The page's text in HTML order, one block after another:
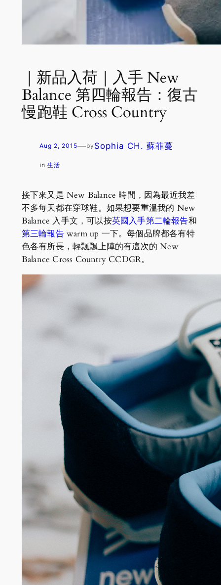
｜新品入荷｜入手 New
Balance 第四輪報告：復古
慢跑鞋 Cross Country
Aug 2, 2015—by Sophia CH. 蘇菲蔓
in 生活
接下來又是 New Balance 時間，因為最近我差
不多每天都在穿球鞋。如果想要重溫我的 New
Balance 入手文，可以按英國入手第二輪報告和
第三輪報告warm up 一下。每個品牌都各有特
色各有所長，輕飄飄上陣的有這次的 New
Balance Cross Country CCDGR。